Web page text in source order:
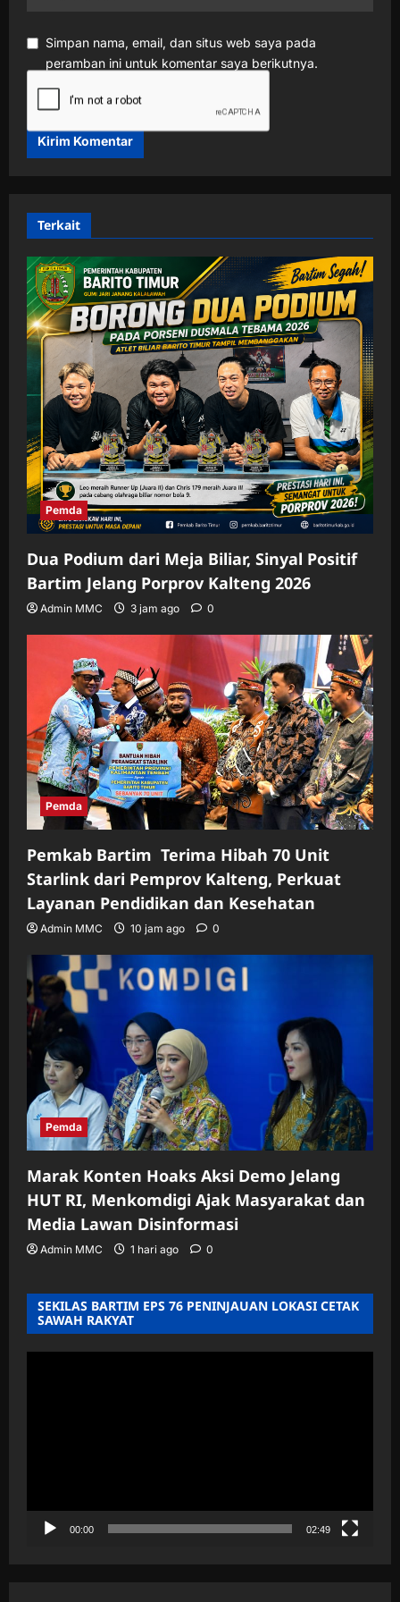
Simpan nama, email, dan situs web saya pada
peramban ini untuk komentar saya berikutnya.
Terkait
Pemda
Dua Podium dari Meja Biliar, Sinyal Positif
Bartim Jelang Porprov Kalteng 2026
Admin MMC 3 jam ago 0
Pemda
Pemkab Bartim Terima Hibah 70 Unit
Starlink dari Pemprov Kalteng, Perkuat
Layanan Pendidikan dan Kesehatan
Admin MMC 10 jam ago 0
Pemda
Marak Konten Hoaks Aksi Demo Jelang
HUT RI, Menkomdigi Ajak Masyarakat dan
Media Lawan Disinformasi
Admin MMC 1 hari ago 0
SEKILAS BARTIM EPS 76 PENINJAUAN LOKASI CETAK
SAWAH RAKYAT
00:00 02:49